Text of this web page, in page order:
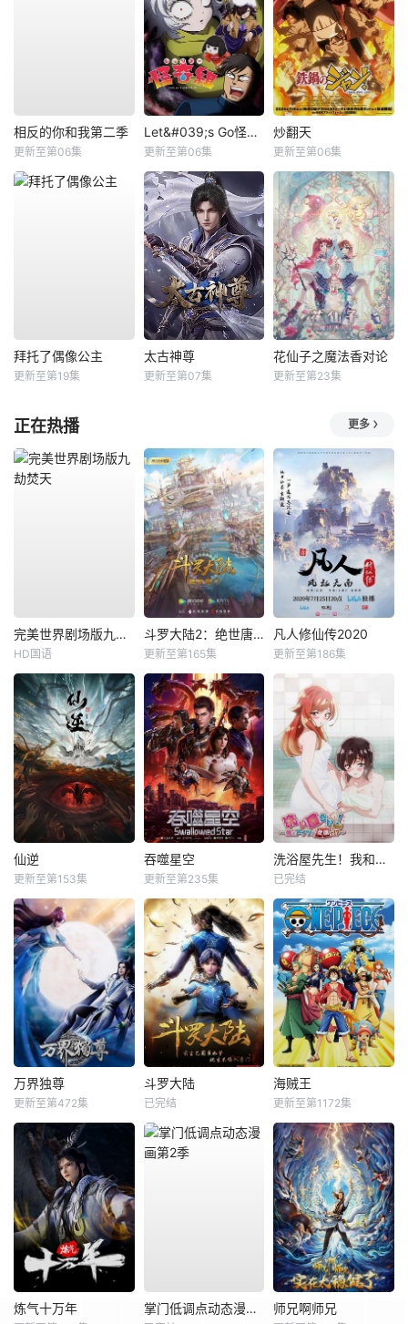
相反的你和我第二季
更新至第06集
Let&#039;s Go怪奇组
更新至第06集
炒翻天
更新至第06集
拜托了偶像公主
更新至第19集
太古神尊
更新至第07集
花仙子之魔法香对论
更新至第23集
正在热播 更多
完美世界剧场版九劫焚天
HD国语
斗罗大陆2：绝世唐门
更新至第165集
凡人修仙传2020
更新至第186集
仙逆
更新至第153集
吞噬星空
更新至第235集
洗浴屋先生！我和那家伙在女浴池！？
已完结
万界独尊
更新至第472集
斗罗大陆
已完结
海贼王
更新至第1172集
炼气十万年 掌门低调点动态漫画第2季 师兄啊师兄